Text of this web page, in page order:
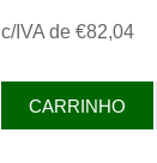
c/IVA de €82,04